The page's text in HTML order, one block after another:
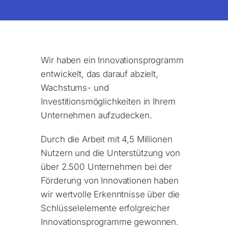
Wir haben ein Innovationsprogramm
entwickelt, das darauf abzielt,
Wachstums- und
Investitionsmöglichkeiten in Ihrem
Unternehmen aufzudecken.
Durch die Arbeit mit 4,5 Millionen
Nutzern und die Unterstützung von
über 2.500 Unternehmen bei der
Förderung von Innovationen haben
wir wertvolle Erkenntnisse über die
Schlüsselelemente erfolgreicher
Innovationsprogramme gewonnen.